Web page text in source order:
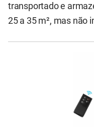
transportado e
25 a 35 m², mas não